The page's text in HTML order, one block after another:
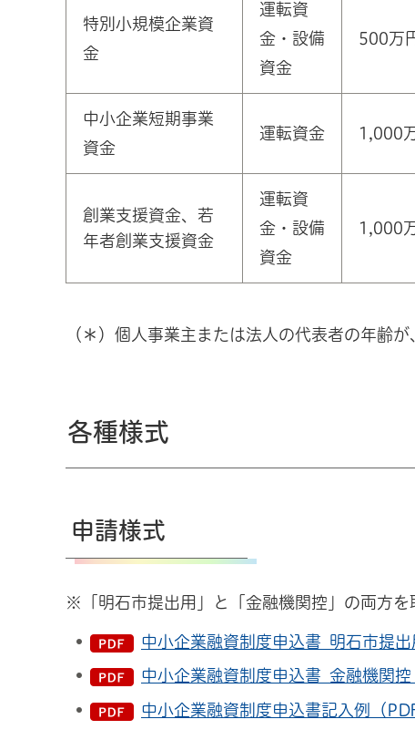
特別小規模企業資
金
運転資
金・設備
資金
500万
中小企業短期事業
資金
運転資金 1,000
創業支援資金、若
年者創業支援資金
運転資
金・設備
資金
1,000
（＊）個人事業主または法人の代表者の年齢
各種様式
申請様式
※「明石市提出用」と「金融機関控」の両方を
中小企業融資制度申込書_明石市提
中小企業融資制度申込書_金融機関控
中小企業融資制度申込書記入例（